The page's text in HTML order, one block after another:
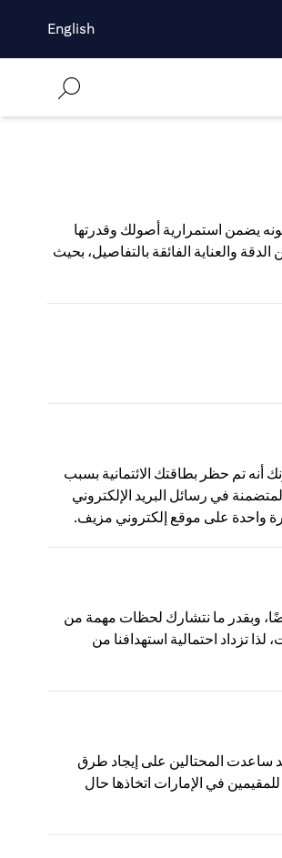
English
يضمن استمرارية أصولك وقدرتها
والعناية الفائقة بالتفاصيل، بحيث
أنه تم حظر بطاقتك الائتمانية بسبب
في رسائل البريد الإلكتروني
واحدة على موقع إلكتروني مزيف.
وبقدر ما نتشارك لحظات مهمة من
لذا تزداد احتمالية استهدافنا من
ساعدت المحتالين على إيجاد طرق
في الإمارات اتخاذها حال